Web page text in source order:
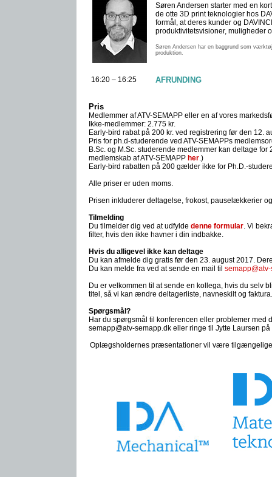
Søren Andersen starter med en
de otte 3D print teknologier hos
formål, at deres kunder og
produktivitetsvisioner, muligheder
Søren Andersen har en baggrund som
produktion.
16:20 – 16:25 AFRUNDING
Pris
Medlemmer af ATV-SEMAPP eller en af vores
Ikke-medlemmer: 2.775 kr.
Early-bird rabat på 200 kr. ved registrering før den 12.
Pris for ph.d-studerende ved ATV-SEMAPPs
B.Sc. og M.Sc. studerende medlemmer kan deltage
medlemskab af ATV-SEMAPP her .)
Early-bird rabatten på 200 gælder ikke for Ph.D.-
Alle priser er uden moms.
Prisen inkluderer deltagelse, frokost, pauselækkerier
Tilmelding
Du tilmelder dig ved at udfylde denne formular . Vi
filter, hvis den ikke havner i din indbakke.
Hvis du alligevel ikke kan deltage
Du kan afmelde dig gratis før den 23. august 2017.
Du kan melde fra ved at sende en mail til
Du er velkommen til at sende en kollega, hvis du selv
titel, så vi kan ændre deltagerliste, navneskilt og faktura.
Spørgsmål?
Har du spørgsmål til konferencen eller problemer med
semapp@atv-semapp.dk eller ringe til Jytte Laursen
Oplægsholdernes præsentationer vil være